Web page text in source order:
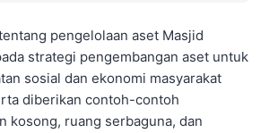
pengelolaan aset Masjid
strategi pengembangan aset untuk
sosial dan ekonomi masyarakat
diberikan contoh-contoh
kosong, ruang serbaguna, dan